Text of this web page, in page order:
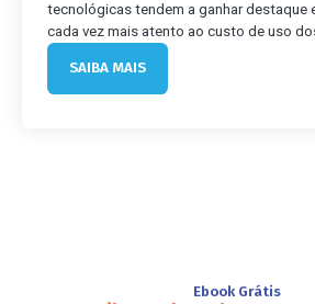
tecnológicas tendem a ganhar destaque
cada vez mais atento ao custo de uso
SAIBA MAIS
Ebook Grátis